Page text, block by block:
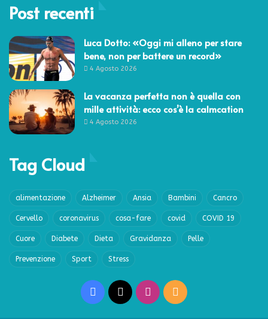
Post recenti
Luca Dotto: «Oggi mi alleno per stare
bene, non per battere un record»
4 Agosto 2026
La vacanza perfetta non è quella con
mille attività: ecco cos’è la calmcation
4 Agosto 2026
Tag Cloud
alimentazione Alzheimer Ansia Bambini Cancro
Cervello coronavirus cosa-fare covid COVID 19
Cuore Diabete Dieta Gravidanza Pelle
Prevenzione Sport Stress
Facebook Instagram
RSS